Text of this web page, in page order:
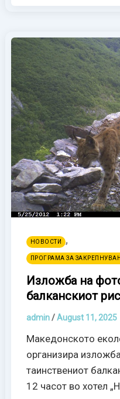
НОВОСТИ ,
ПРОГРАМА ЗА
Изложба на
балканскиот рис
admin/August 11, 2025
Македонското
организира
таинствениот
12 часот во хотел